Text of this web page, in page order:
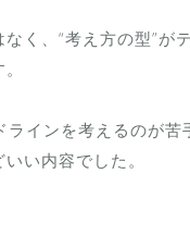
く、“考え方の型”が
ラインを考えるのが苦
い内容でした。